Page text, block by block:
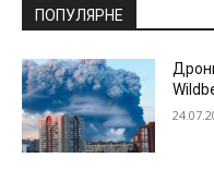
ПОПУЛЯРНЕ